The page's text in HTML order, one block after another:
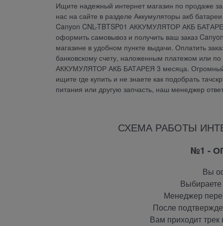
Ищите надежный интернет магазин по продаже
нас на сайте в разделе Аккумуляторы акб
Canyon CNL-TBTSP01 АККУМУЛЯТОР АКБ
оформить самовывоз и получить ваш заказ
магазине в удобном пункте выдачи. Оплатить
банковскому счету, наложенным платежом или
АККУМУЛЯТОР АКБ БАТАРЕЯ 3 месяца. Огромный
ищите где купить и не знаете как подобрать
питания или другую запчасть, наш менеджер
СХЕМА РАБОТЫ
№1 -
Вы
Менеджер
После
Вам приходит